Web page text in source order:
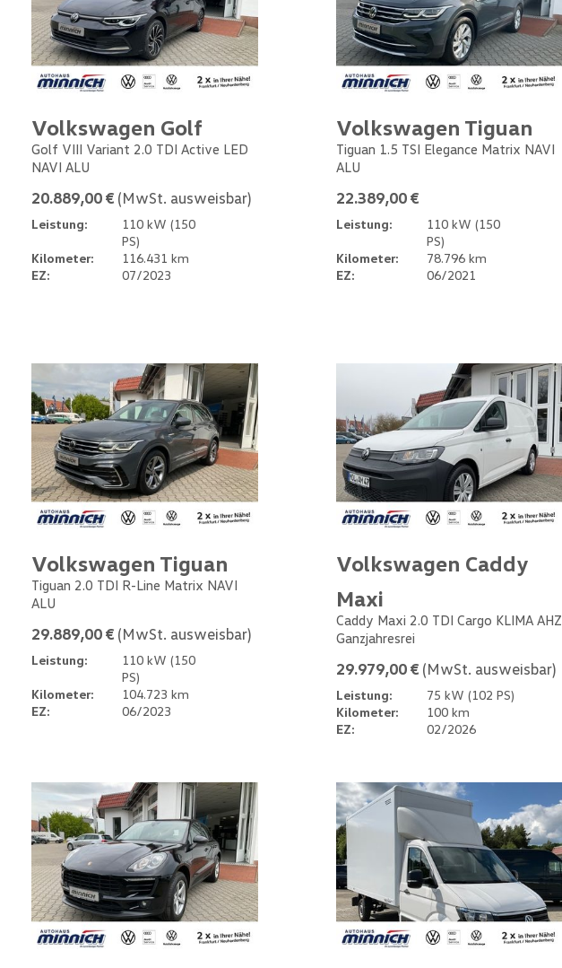
Volkswagen Golf
Golf VIII Variant 2.0 TDI Active LED
NAVI ALU
20.889,00 € (MwSt. ausweisbar)
Leistung:
110 kW (150
PS)
Kilometer:
116.431 km
EZ:
07/2023
Volkswagen Tiguan
Tiguan 1.5 TSI Elegance Matrix NAVI
ALU
22.389,00 €
Leistung:
110 kW (150
PS)
Kilometer:
78.796 km
EZ:
06/2021
Volkswagen Tiguan
Tiguan 2.0 TDI R-Line Matrix NAVI
ALU
29.889,00 € (MwSt. ausweisbar)
Leistung:
110 kW (150
PS)
Kilometer:
104.723 km
EZ:
06/2023
Volkswagen Caddy
Maxi
Caddy Maxi 2.0 TDI Cargo KLIMA AHZ
Ganzjahresrei
29.979,00 € (MwSt. ausweisbar)
Leistung:
75 kW (102 PS)
Kilometer:
100 km
EZ:
02/2026